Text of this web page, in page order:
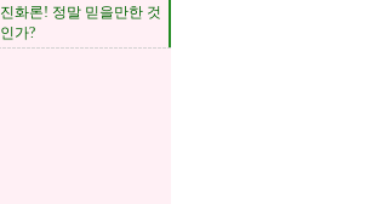
진화론! 정말 믿을만한 것
인가?